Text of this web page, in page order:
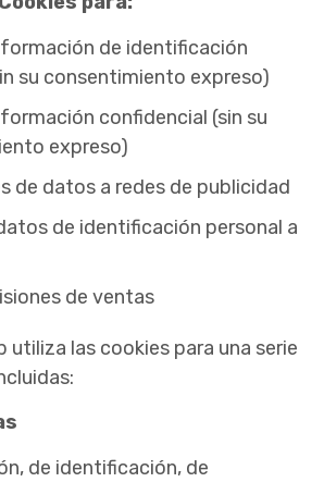
de identificación
su consentimiento expreso)
confidencial (sin su
expreso)
de datos a redes de publicidad
de identificación personal a
de ventas
utiliza las cookies para una serie
de identificación, de